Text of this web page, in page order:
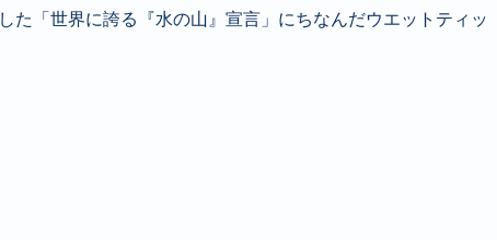
た「世界に誇る『水の山』宣言」にちなんだウエットティッ